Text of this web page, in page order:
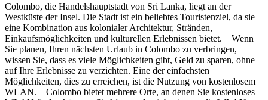
Colombo, die Handelshauptstadt von Sri Lanka, liegt an der
Westküste der Insel. Die Stadt ist ein beliebtes Touristenziel, da sie
eine Kombination aus kolonialer Architektur, Stränden,
Einkaufsmöglichkeiten und kulturellen Erlebnissen bietet. Wenn
Sie planen, Ihren nächsten Urlaub in Colombo zu verbringen,
wissen Sie, dass es viele Möglichkeiten gibt, Geld zu sparen, ohne
auf Ihre Erlebnisse zu verzichten. Eine der einfachsten
Möglichkeiten, dies zu erreichen, ist die Nutzung von kostenlosem
WLAN. Colombo bietet mehrere Orte, an denen Sie kostenloses